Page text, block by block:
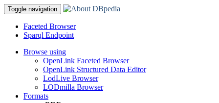
Toggle navigation
Faceted Browser
Sparql Endpoint
Browse using
OpenLink Faceted Browser
OpenLink Structured Data Editor
LodLive Browser
LODmilla Browser
Formats